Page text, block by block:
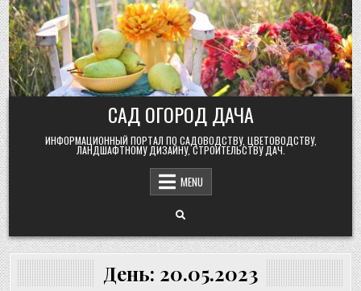
Skip
to
content
САД ОГОРОД ДАЧА
ИНФОРМАЦИОННЫЙ ПОРТАЛ ПО САДОВОДСТВУ, ЦВЕТОВОДСТВУ,
ЛАНДШАФТНОМУ ДИЗАЙНУ, СТРОИТЕЛЬСТВУ ДАЧ.
MENU
День: 20.05.2023